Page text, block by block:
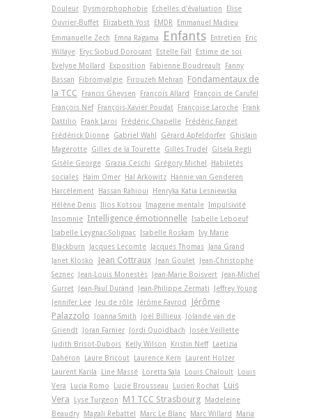
Douleur
Dysmorphophobie Echelles d'évaluation
Elise
Ouvrier-Buffet
Elizabeth Yost EMDR
Emmanuel Madieu
Emmanuelle Zech
Emna Ragama Enfants Entretien
Eric
Willaye
Eryc Siobud Dorocant Estelle Fall
Estime de soi
Evelyne Mollard
Exposition Fabienne Boudreault
Fanny
Bassan
Fibromyalgie Firouzeh Mehran
Fondamentaux de
la TCC
Francis Gheysen François Allard
François de Carufel
François Nef
François-Xavier Poudat Françoise Laroche
Frank
Dattilio
Frank Laroi Frédéric Chapelle
Frédéric Fanget
Frédérick Dionne Gabriel Wahl Gérard Apfeldorfer Ghislain
Magerotte Gilles de la Tourette Gilles Trudel
Gisela Regli
Gisèle George Grazia Ceschi Grégory Michel
Habiletés
sociales
Haim Omer Hal Arkowitz
Hannie van Genderen
Harcèlement
Hassan Rahioui
Henryka Katia Lesniewska
Hélène Denis Ilios Kotsou Imagerie mentale Impulsivité
Insomnie Intelligence émotionnelle Isabelle Leboeuf
Isabelle Leygnac-Solignac Isabelle Roskam Ivy Marie
Blackburn
Jacques Lecomte Jacques Thomas
Jana Grand
Janet Klosko
Jean Cottraux Jean Goulet
Jean-Christophe
Seznec
Jean-Louis Monestès Jean-Marie Boisvert
Jean-Michel
Gurret
Jean-Paul Durand Jean-Philippe Zermati
Jeffrey Young
Jennifer Lee
Jeu de rôle Jérôme Favrod
Jérôme
Palazzolo
Joanna Smith Joël Billieux
Jolande van de
Griendt
Joran Farnier Jordi Quoidbach
Josée Veillette
Judith Brisot-Dubois
Kelly Wilson Kristin Neff
Laetizia
Dahéron
Laure Bricout Laurence Kern
Laurent Holzer
Laurent Karila
Line Massé Loretta Sala Louis Chaloult
Louis
Vera
Lucia Romo Lucie Brousseau Lucien Rochat Luis
Vera
Lyse Turgeon M1 TCC Strasbourg
Madeleine
Beaudry
Magali Rebattel Marc Le Blanc Marc Willard
Maria